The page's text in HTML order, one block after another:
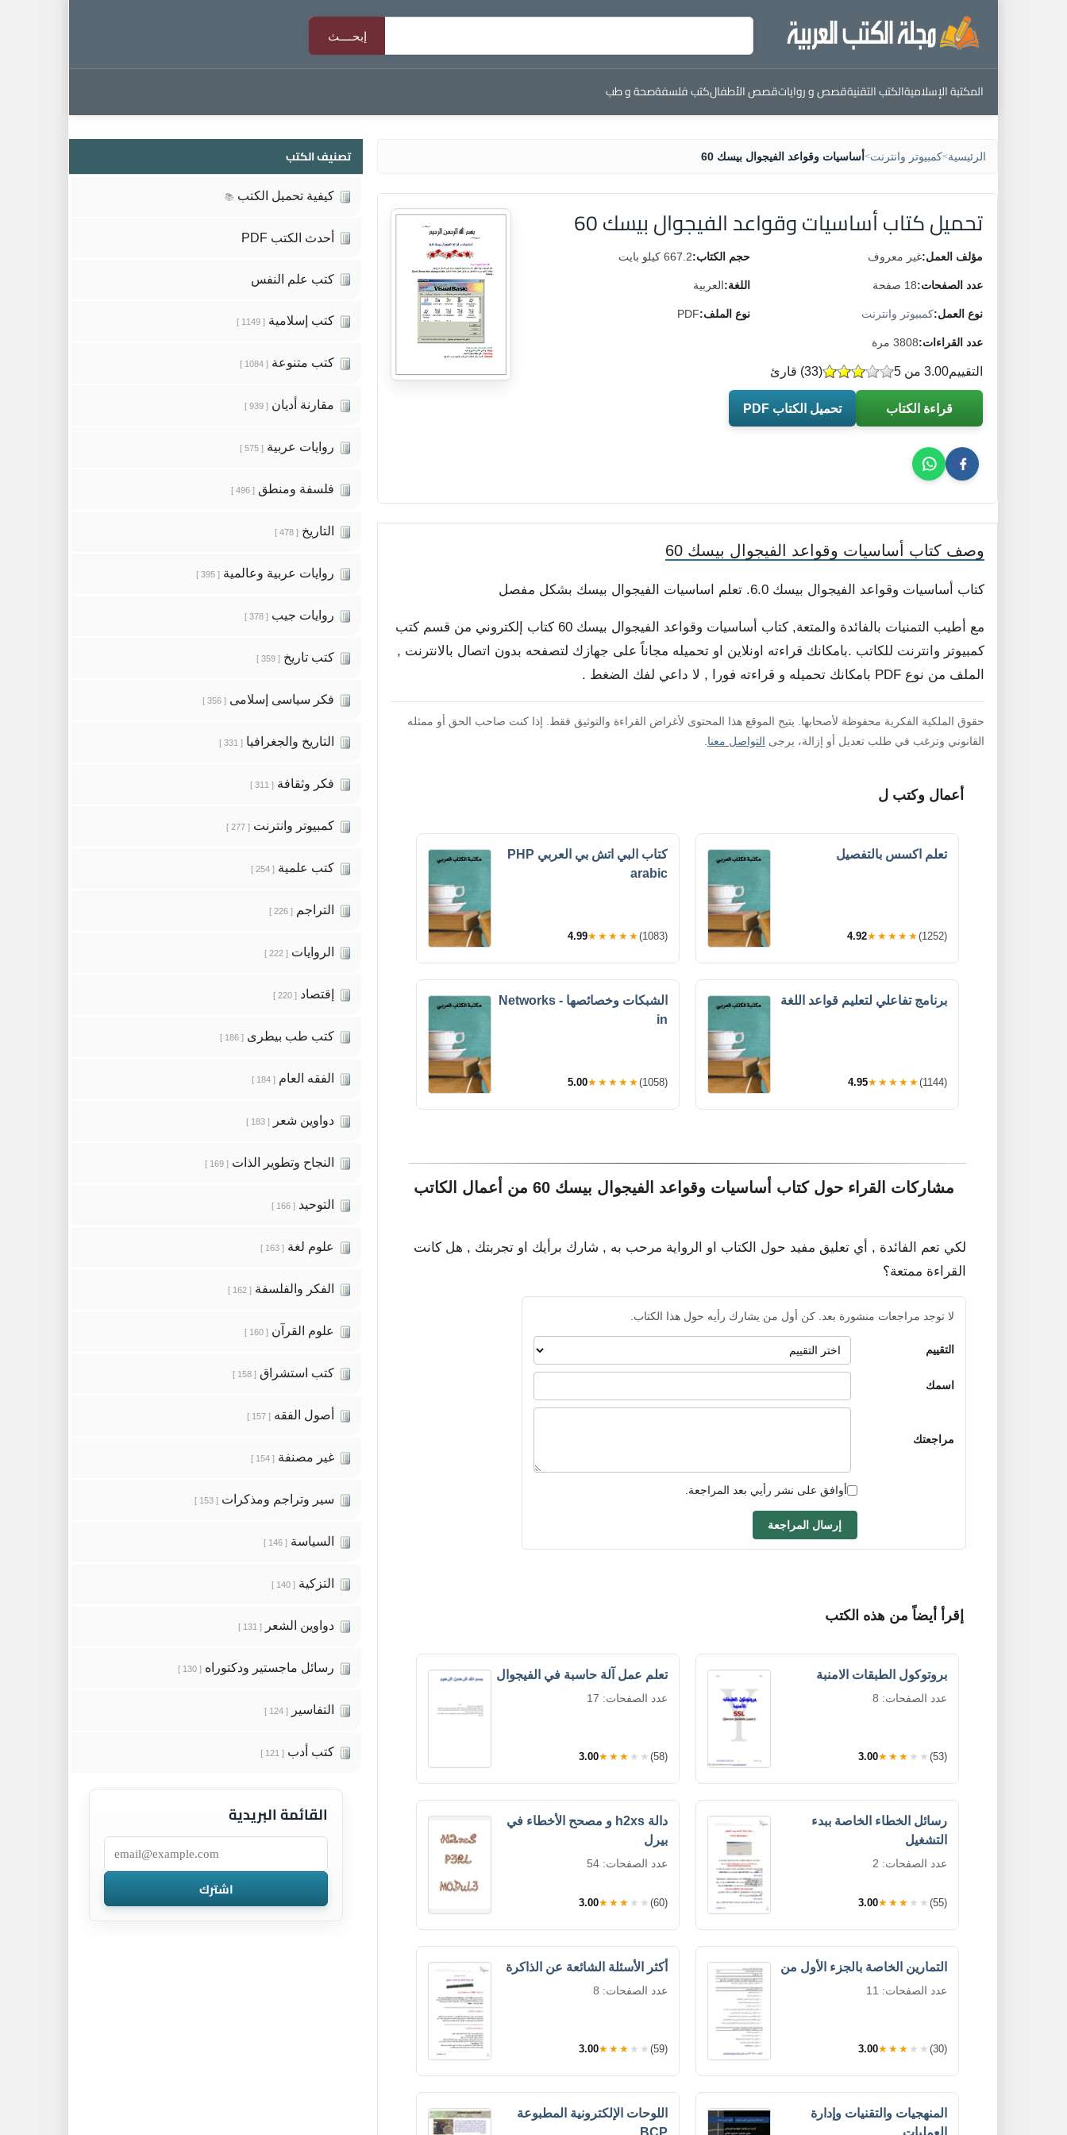
المكتبة الإسلاميةالكتب التقنيةقصص و رواياتقصص الأطفالكتب فلسفةصحة و طب
الرئيسية>كمبيوتر وانترنت> أساسيات وقواعد الفيجوال بيسك 60
تحميل كتاب أساسيات وقواعد الفيجوال بيسك 60
مؤلف العمل:غير معروف حجم الكتاب:667.2 كيلو بايت
عدد الصفحات:18 صفحة اللغة:العربية
نوع العمل:كمبيوتر وانترنت نوع الملف:PDF
عدد القراءات:3808 مرة
التقييم (
33) قارئ 3.00 من 5
قراءة الكتاب تحميل الكتاب PDF
وصف كتاب أساسيات وقواعد الفيجوال بيسك 60
كتاب أساسيات وقواعد الفيجوال بيسك 6.0. تعلم اساسيات الفيجوال بيسك بشكل مفصل
مع أطيب التمنيات بالفائدة والمتعة, كتاب أساسيات وقواعد الفيجوال بيسك 60 كتاب إلكتروني من قسم كتب
كمبيوتر وانترنت للكاتب .بامكانك قراءته اونلاين او تحميله مجاناً على جهازك لتصفحه بدون اتصال بالانترنت ,
الملف من نوع PDF بامكانك تحميله و قراءته فورا , لا داعي لفك الضغط .
حقوق الملكية الفكرية محفوظة لأصحابها. يتيح الموقع هذا المحتوى لأغراض القراءة والتوثيق فقط. إذا كنت صاحب الحق أو ممثله
القانوني وترغب في طلب تعديل أو إزالة، يرجى التواصل معنا
أعمال وكتب ل
تعلم اكسس بالتفصيل
4.92★★★★★(1252)
كتاب البي اتش بي العربي PHP
arabic
4.99★★★★★(1083)
برنامج تفاعلي لتعليم قواعد اللغة
4.95★★★★★(1144)
الشبكات وخصائصها - Networks
in
5.00★★★★★(1058)
مشاركات القراء حول كتاب أساسيات وقواعد الفيجوال بيسك 60 من أعمال الكاتب
لكي تعم الفائدة , أي تعليق مفيد حول الكتاب او الرواية مرحب به , شارك برأيك او تجربتك , هل كانت
القراءة ممتعة؟
لا توجد مراجعات منشورة بعد. كن أول من يشارك رأيه حول هذا الكتاب.
التقييم
اسمك
مراجعتك
أوافق على نشر رأيي بعد المراجعة.
إرسال المراجعة
إقرأ أيضاً من هذه الكتب
بروتوكول الطبقات الامنبة
عدد الصفحات: 8
3.00★★★★★ (53)
تعلم عمل آلة حاسبة في الفيجوال
عدد الصفحات: 17
3.00★★★★★ (58)
رسائل الخطاء الخاصة ببدء
التشغيل
عدد الصفحات: 2
3.00★★★★★ (55)
دالة h2xs و مصحح الأخطاء في
بيرل
عدد الصفحات: 54
3.00★★★★★ (60)
التمارين الخاصة بالجزء الأول من
عدد الصفحات: 11
3.00★★★★★ (30)
أكثر الأسئلة الشائعة عن الذاكرة
عدد الصفحات: 8
3.00★★★★★ (59)
المنهجيات والتقنيات وإدارة
العمليات
اللوحات الإلكترونية المطبوعة
BCP
تصنيف الكتب
كيفية تحميل الكتب 📚
أحدث الكتب PDF
كتب علم النفس
كتب إسلامية [ 1149 ]
كتب متنوعة [ 1084 ]
مقارنة أديان [ 939 ]
روايات عربية [ 575 ]
فلسفة ومنطق [ 496 ]
التاريخ [ 478 ]
روايات عربية وعالمية [ 395 ]
روايات جيب [ 378 ]
كتب تاريخ [ 359 ]
فكر سياسى إسلامى [ 356 ]
التاريخ والجغرافيا [ 331 ]
فكر وثقافة [ 311 ]
كمبيوتر وانترنت [ 277 ]
كتب علمية [ 254 ]
التراجم [ 226 ]
الروايات [ 222 ]
إقتصاد [ 220 ]
كتب طب بيطرى [ 186 ]
الفقه العام [ 184 ]
دواوين شعر [ 183 ]
النجاح وتطوير الذات [ 169 ]
التوحيد [ 166 ]
علوم لغة [ 163 ]
الفكر والفلسفة [ 162 ]
علوم القرآن [ 160 ]
كتب استشراق [ 158 ]
أصول الفقه [ 157 ]
غير مصنفة [ 154 ]
سير وتراجم ومذكرات [ 153 ]
السياسة [ 146 ]
التزكية [ 140 ]
دواوين الشعر [ 131 ]
رسائل ماجستير ودكتوراه [ 130 ]
التفاسير [ 124 ]
كتب أدب [ 121 ]
القائمة البريدية